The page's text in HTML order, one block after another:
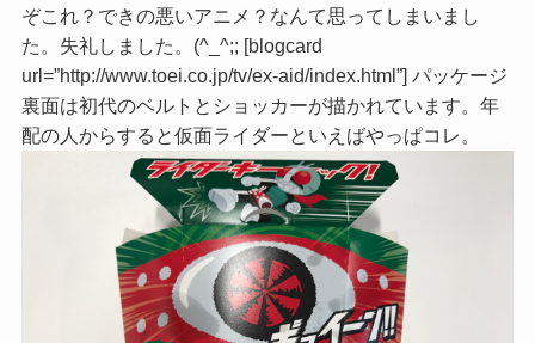
ぞこれ？できの悪いアニメ？なんて思ってしまいまし
た。失礼しました。(^_^;; [blogcard
url=”http://www.toei.co.jp/tv/ex-aid/index.html”] パッケージ
裏面は初代のベルトとショッカーが描かれています。年
配の人からすると仮面ライダーといえばやっぱコレ。